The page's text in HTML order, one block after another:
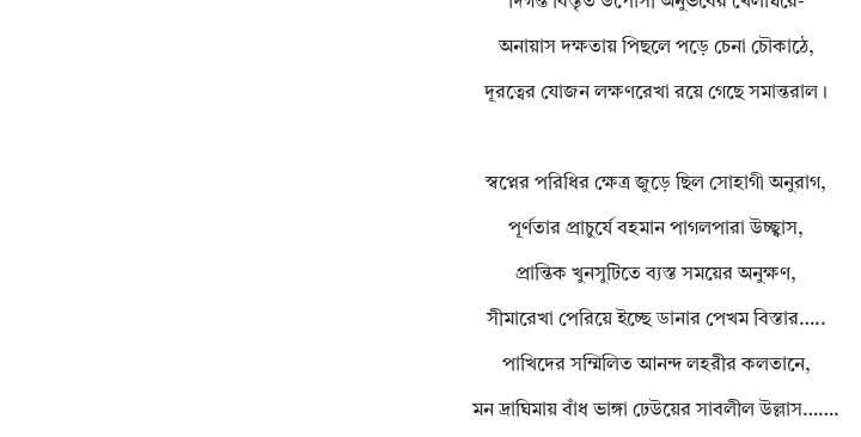
অনায়াস দক্ষতায় পিছলে পড়ে চেনা চৌকাঠে,
দূরত্বের যোজন লক্ষণরেখা রয়ে গেছে সমান্তরাল।
স্বপ্নের পরিধির ক্ষেত্র জুড়ে ছিল সোহাগী অনুরাগ,
পূর্ণতার প্রাচুর্যে বহমান পাগলপারা উচ্ছ্বাস,
প্রান্তিক খুনসুটিতে ব্যস্ত সময়ের অনুক্ষণ,
সীমারেখা পেরিয়ে ইচ্ছে ডানার পেখম বিস্তার…..
পাখিদের সম্মিলিত আনন্দ লহরীর কলতানে,
মন দ্রাঘিমায় বাঁধ ভাঙ্গা ঢেউয়ের সাবলীল উল্লাস…….